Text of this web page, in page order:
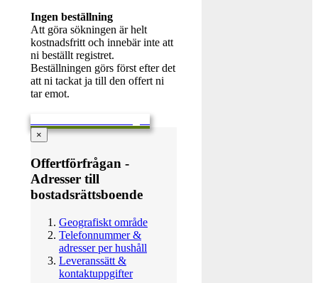
Ingen beställning
Att göra sökningen är helt
kostnadsfritt och innebär inte att
ni beställt registret.
Beställningen görs först efter det
att ni tackat ja till den offert ni
tar emot.
×
Offertförfrågan -
Adresser till
bostadsrättsboende
Geografiskt område
Telefonnummer &
adresser per hushåll
Leveranssätt &
kontaktuppgifter